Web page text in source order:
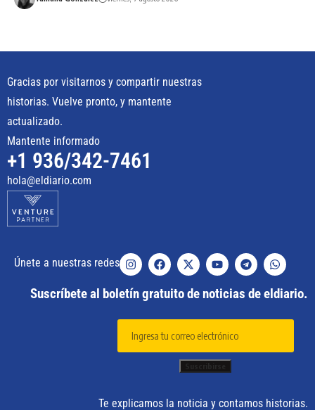
Gracias por visitarnos y compartir nuestras
historias. Vuelve pronto, y mantente
actualizado.
Mantente informado
+1 936/342-7461
hola@eldiario.com
Únete a nuestras redes
Suscríbete al boletín gratuito de noticias de eldiario.
Te explicamos la noticia y contamos historias.